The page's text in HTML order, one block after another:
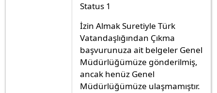
Status 1
İzin Almak Suretiyle Türk
Vatandaşlığından Çıkma
başvurunuza ait belgeler Genel
Müdürlüğümüze gönderilmiş,
ancak henüz Genel
Müdürlüğümüze ulaşmamıştır.